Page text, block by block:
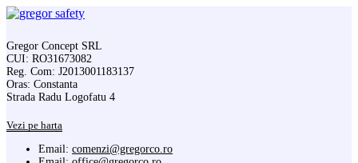
Gregor Concept SRL
CUI: RO31673082
Reg. Com: J2013001183137
Oras: Constanta
Strada Radu Logofatu 4
Vezi pe harta
Email: comenzi@gregorco.ro